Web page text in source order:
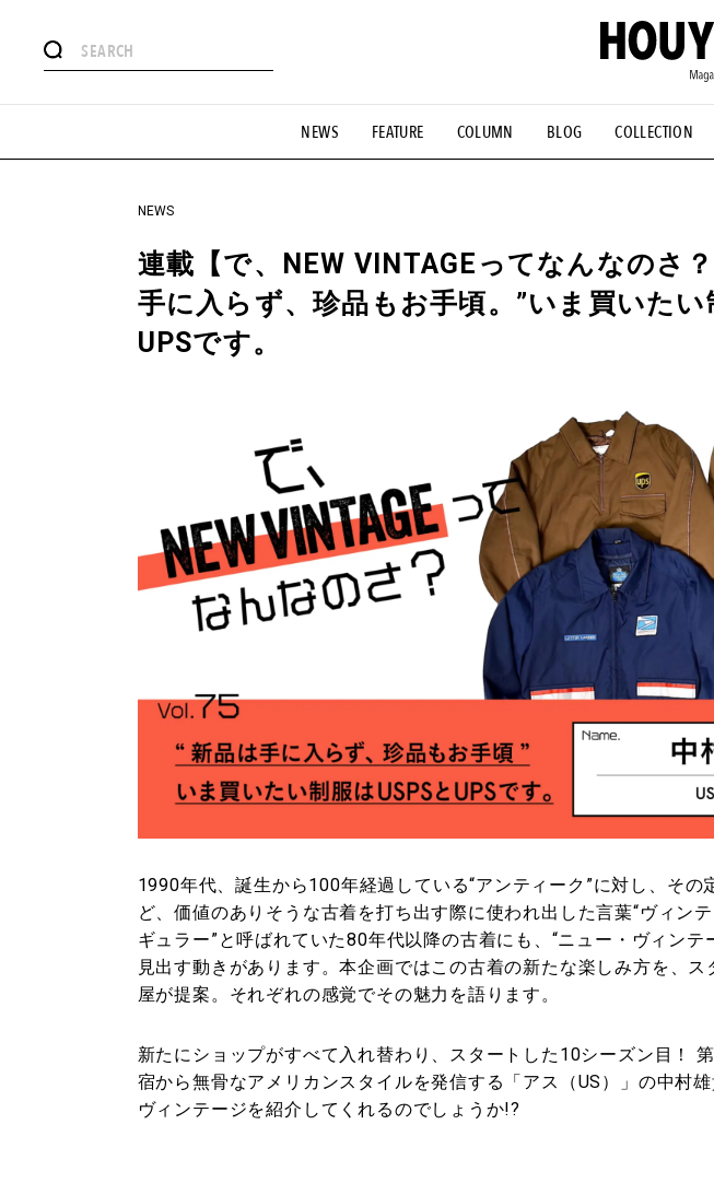
NEWS FEATURE COLUMN BLOG COLLECTION
#憧れの逸品 #ESSENTIAL DESIGNS #古着サミット #NEW
#GH 銘品の所以 #フイナムのYouTube #Commune H #FOCUS IT #AH.H #とと
#HANDSOME HANDBOOK
NEWS
連載【で、NEW VINTAGEってなんなのさ
手に入らず、珍品もお手頃。”いま買いたい
UPSです。
1990年代、誕生から100年経過している“アンティーク”に対し、その
ど、価値のありそうな古着を打ち出す際に使われ出した言葉“ヴィン
ギュラー”と呼ばれていた80年代以降の古着にも、“ニュー・ヴィンテ
見出す動きがあります。本企画ではこの古着の新たな楽しみ方を、
屋が提案。それぞれの感覚でその魅力を語ります。
新たにショップがすべて入れ替わり、スタートした10シーズン目！
宿から無骨なアメリカンスタイルを発信する「アス（US）」の中村
ヴィンテージを紹介してくれるのでしょうか!?